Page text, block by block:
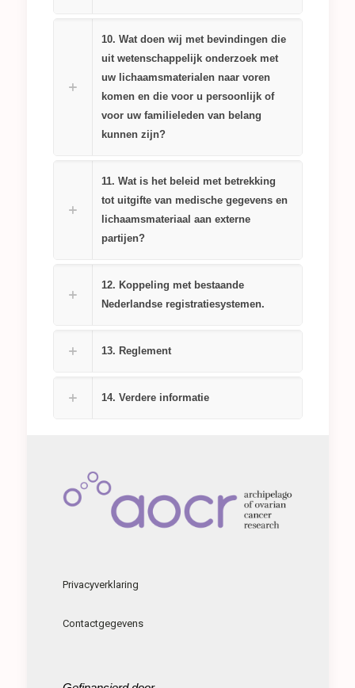
10. Wat doen wij met bevindingen die
uit wetenschappelijk onderzoek met
uw lichaamsmaterialen naar voren
komen en die voor u persoonlijk of
voor uw familieleden van belang
kunnen zijn?
11. Wat is het beleid met betrekking
tot uitgifte van medische gegevens en
lichaamsmateriaal aan externe
partijen?
12. Koppeling met bestaande
Nederlandse registratiesystemen.
13. Reglement
14. Verdere informatie
Privacyverklaring
Contactgegevens